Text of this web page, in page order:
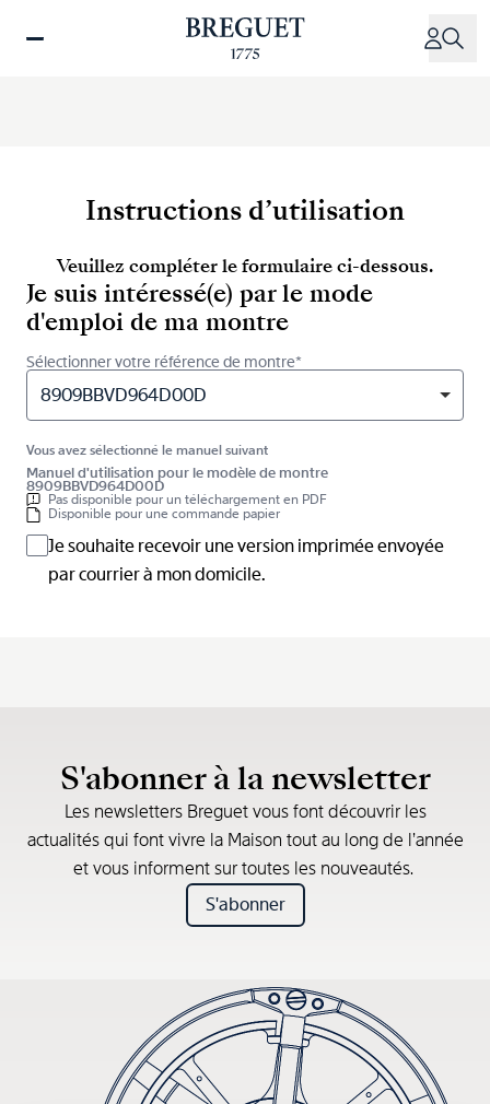
Instructions d’utilisation
Veuillez compléter le formulaire ci-dessous.
Je suis intéressé(e) par le mode
d'emploi de ma montre
Sélectionner votre référence de montre*
8909BBVD964D00D
Vous avez sélectionné le manuel suivant
Manuel d'utilisation pour le modèle de montre
8909BBVD964D00D
Pas disponible pour un téléchargement en PDF
Disponible pour une commande papier
Je souhaite recevoir une version imprimée envoyée
par courrier à mon domicile.
S'abonner à la newsletter
Les newsletters Breguet vous font découvrir les
actualités qui font vivre la Maison tout au long de l’année
et vous informent sur toutes les nouveautés.
S'abonner